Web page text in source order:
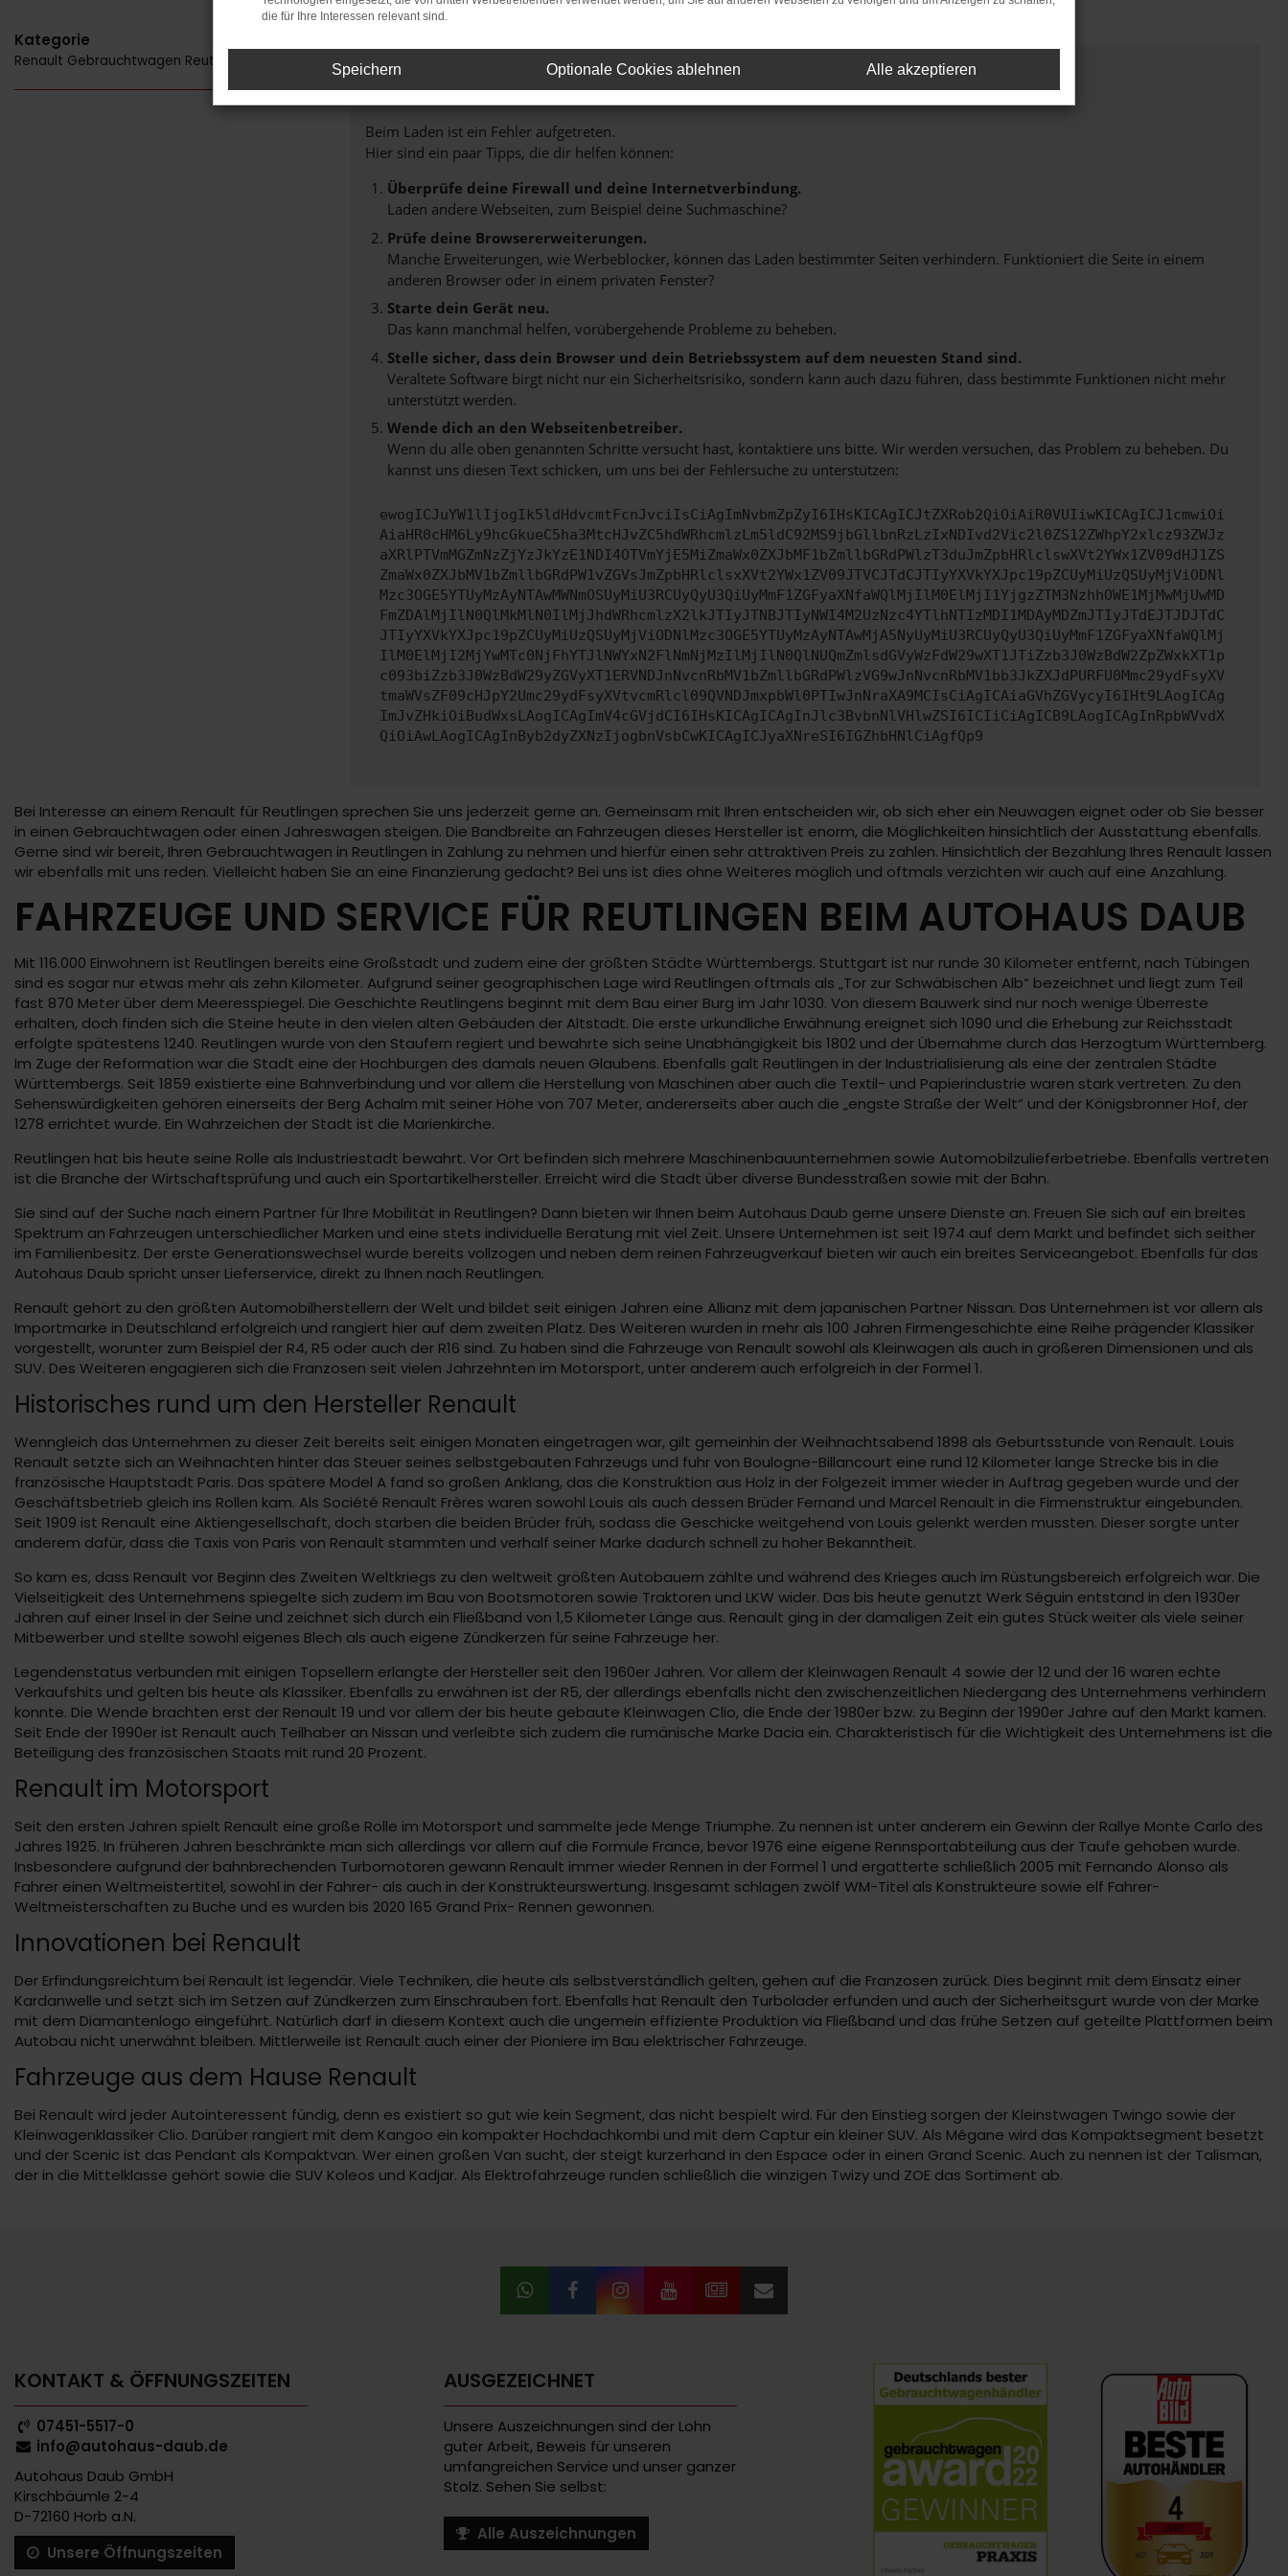
Kategorie
Renault Gebrauchtwagen Reutlingen FEHLER: NETWORK ERROR
Beim Laden ist ein Fehler aufgetreten.
Hier sind ein paar Tipps, die dir helfen können:
Überprüfe deine Firewall und deine Internetverbindung.
Laden andere Webseiten, zum Beispiel deine Suchmaschine?
Prüfe deine Browsererweiterungen.
Manche Erweiterungen, wie Werbeblocker, können das Laden bestimmter Seiten verhindern. Funktioniert die Seite in einem
anderen Browser oder in einem privaten Fenster?
Starte dein Gerät neu.
Das kann manchmal helfen, vorübergehende Probleme zu beheben.
Stelle sicher, dass dein Browser und dein Betriebssystem auf dem neuesten Stand sind.
Veraltete Software birgt nicht nur ein Sicherheitsrisiko, sondern kann auch dazu führen, dass bestimmte Funktionen nicht mehr
unterstützt werden.
Wende dich an den Webseitenbetreiber.
Wenn du alle oben genannten Schritte versucht hast, kontaktiere uns bitte. Wir werden versuchen, das Problem zu beheben. Du
kannst uns diesen Text schicken, um uns bei der Fehlersuche zu unterstützen:
ewogICJuYW1lIjogIk5ldHdvcmtFcnJvciIsCiAgImNvbmZpZyI6IHsKICAgICJtZXRob2QiOiAiR0VUIiwKICAgICJ1cmwiOi
AiaHR0cHM6Ly9hcGkueC5ha3MtcHJvZC5hdWRhcmlzLm5ldC92MS9jbGllbnRzLzIxNDIvd2Vic2l0ZS12ZWhpY2xlcz93ZWJz
aXRlPTVmMGZmNzZjYzJkYzE1NDI4OTVmYjE5MiZmaWx0ZXJbMF1bZmllbGRdPWlzT3duJmZpbHRlclswXVt2YWx1ZV09dHJ1ZS
ZmaWx0ZXJbMV1bZmllbGRdPW1vZGVsJmZpbHRlclsxXVt2YWx1ZV09JTVCJTdCJTIyYXVkYXJpc19pZCUyMiUzQSUyMjViODNl
Mzc3OGE5YTUyMzAyNTAwMWNmOSUyMiU3RCUyQyU3QiUyMmF1ZGFyaXNfaWQlMjIlM0ElMjI1YjgzZTM3NzhhOWE1MjMwMjUwMD
FmZDAlMjIlN0QlMkMlN0IlMjJhdWRhcmlzX2lkJTIyJTNBJTIyNWI4M2UzNzc4YTlhNTIzMDI1MDAyMDZmJTIyJTdEJTJDJTdC
JTIyYXVkYXJpc19pZCUyMiUzQSUyMjViODNlMzc3OGE5YTUyMzAyNTAwMjA5NyUyMiU3RCUyQyU3QiUyMmF1ZGFyaXNfaWQlMj
IlM0ElMjI2MjYwMTc0NjFhYTJlNWYxN2FlNmNjMzIlMjIlN0QlNUQmZmlsdGVyWzFdW29wXT1JTiZzb3J0WzBdW2ZpZWxkXT1p
c093biZzb3J0WzBdW29yZGVyXT1ERVNDJnNvcnRbMV1bZmllbGRdPWlzVG9wJnNvcnRbMV1bb3JkZXJdPURFU0Mmc29ydFsyXV
tmaWVsZF09cHJpY2Umc29ydFsyXVtvcmRlcl09QVNDJmxpbWl0PTIwJnNraXA9MCIsCiAgICAiaGVhZGVycyI6IHt9LAogICAg
ImJvZHkiOiBudWxsLAogICAgImV4cGVjdCI6IHsKICAgICAgInJlc3BvbnNlVHlwZSI6ICIiCiAgICB9LAogICAgInRpbWVvdX
QiOiAwLAogICAgInByb2dyZXNzIjogbnVsbCwKICAgICJyaXNreSI6IGZhbHNlCiAgfQp9
Bei Interesse an einem Renault für Reutlingen sprechen Sie uns jederzeit gerne an. Gemeinsam mit Ihren entscheiden wir, ob sich eher ein Neuwagen eignet oder ob Sie besser
in einen Gebrauchtwagen oder einen Jahreswagen steigen. Die Bandbreite an Fahrzeugen dieses Hersteller ist enorm, die Möglichkeiten hinsichtlich der Ausstattung ebenfalls.
Gerne sind wir bereit, Ihren Gebrauchtwagen in Reutlingen in Zahlung zu nehmen und hierfür einen sehr attraktiven Preis zu zahlen. Hinsichtlich der Bezahlung Ihres Renault lassen
wir ebenfalls mit uns reden. Vielleicht haben Sie an eine Finanzierung gedacht? Bei uns ist dies ohne Weiteres möglich und oftmals verzichten wir auch auf eine Anzahlung.
FAHRZEUGE UND SERVICE FÜR REUTLINGEN BEIM AUTOHAUS DAUB
Mit 116.000 Einwohnern ist Reutlingen bereits eine Großstadt und zudem eine der größten Städte Württembergs. Stuttgart ist nur runde 30 Kilometer entfernt, nach Tübingen
sind es sogar nur etwas mehr als zehn Kilometer. Aufgrund seiner geographischen Lage wird Reutlingen oftmals als „Tor zur Schwäbischen Alb“ bezeichnet und liegt zum Teil
fast 870 Meter über dem Meeresspiegel. Die Geschichte Reutlingens beginnt mit dem Bau einer Burg im Jahr 1030. Von diesem Bauwerk sind nur noch wenige Überreste
erhalten, doch finden sich die Steine heute in den vielen alten Gebäuden der Altstadt. Die erste urkundliche Erwähnung ereignet sich 1090 und die Erhebung zur Reichsstadt
erfolgte spätestens 1240. Reutlingen wurde von den Staufern regiert und bewahrte sich seine Unabhängigkeit bis 1802 und der Übernahme durch das Herzogtum Württemberg.
Im Zuge der Reformation war die Stadt eine der Hochburgen des damals neuen Glaubens. Ebenfalls galt Reutlingen in der Industrialisierung als eine der zentralen Städte
Württembergs. Seit 1859 existierte eine Bahnverbindung und vor allem die Herstellung von Maschinen aber auch die Textil- und Papierindustrie waren stark vertreten. Zu den
Sehenswürdigkeiten gehören einerseits der Berg Achalm mit seiner Höhe von 707 Meter, andererseits aber auch die „engste Straße der Welt“ und der Königsbronner Hof, der
1278 errichtet wurde. Ein Wahrzeichen der Stadt ist die Marienkirche.
Reutlingen hat bis heute seine Rolle als Industriestadt bewahrt. Vor Ort befinden sich mehrere Maschinenbauunternehmen sowie Automobilzulieferbetriebe. Ebenfalls vertreten
ist die Branche der Wirtschaftsprüfung und auch ein Sportartikelhersteller. Erreicht wird die Stadt über diverse Bundesstraßen sowie mit der Bahn.
Sie sind auf der Suche nach einem Partner für Ihre Mobilität in Reutlingen? Dann bieten wir Ihnen beim Autohaus Daub gerne unsere Dienste an. Freuen Sie sich auf ein breites
Spektrum an Fahrzeugen unterschiedlicher Marken und eine stets individuelle Beratung mit viel Zeit. Unsere Unternehmen ist seit 1974 auf dem Markt und befindet sich seither
im Familienbesitz. Der erste Generationswechsel wurde bereits vollzogen und neben dem reinen Fahrzeugverkauf bieten wir auch ein breites Serviceangebot. Ebenfalls für das
Autohaus Daub spricht unser Lieferservice, direkt zu Ihnen nach Reutlingen.
Renault gehört zu den größten Automobilherstellern der Welt und bildet seit einigen Jahren eine Allianz mit dem japanischen Partner Nissan. Das Unternehmen ist vor allem als
Importmarke in Deutschland erfolgreich und rangiert hier auf dem zweiten Platz. Des Weiteren wurden in mehr als 100 Jahren Firmengeschichte eine Reihe prägender Klassiker
vorgestellt, worunter zum Beispiel der R4, R5 oder auch der R16 sind. Zu haben sind die Fahrzeuge von Renault sowohl als Kleinwagen als auch in größeren Dimensionen und als
SUV. Des Weiteren engagieren sich die Franzosen seit vielen Jahrzehnten im Motorsport, unter anderem auch erfolgreich in der Formel 1.
Historisches rund um den Hersteller Renault
Wenngleich das Unternehmen zu dieser Zeit bereits seit einigen Monaten eingetragen war, gilt gemeinhin der Weihnachtsabend 1898 als Geburtsstunde von Renault. Louis
Renault setzte sich an Weihnachten hinter das Steuer seines selbstgebauten Fahrzeugs und fuhr von Boulogne-Billancourt eine rund 12 Kilometer lange Strecke bis in die
französische Hauptstadt Paris. Das spätere Model A fand so großen Anklang, das die Konstruktion aus Holz in der Folgezeit immer wieder in Auftrag gegeben wurde und der
Geschäftsbetrieb gleich ins Rollen kam. Als Société Renault Frères waren sowohl Louis als auch dessen Brüder Fernand und Marcel Renault in die Firmenstruktur eingebunden.
Seit 1909 ist Renault eine Aktiengesellschaft, doch starben die beiden Brüder früh, sodass die Geschicke weitgehend von Louis gelenkt werden mussten. Dieser sorgte unter
anderem dafür, dass die Taxis von Paris von Renault stammten und verhalf seiner Marke dadurch schnell zu hoher Bekanntheit.
So kam es, dass Renault vor Beginn des Zweiten Weltkriegs zu den weltweit größten Autobauern zählte und während des Krieges auch im Rüstungsbereich erfolgreich war. Die
Vielseitigkeit des Unternehmens spiegelte sich zudem im Bau von Bootsmotoren sowie Traktoren und LKW wider. Das bis heute genutzt Werk Séguin entstand in den 1930er
Jahren auf einer Insel in der Seine und zeichnet sich durch ein Fließband von 1,5 Kilometer Länge aus. Renault ging in der damaligen Zeit ein gutes Stück weiter als viele seiner
Mitbewerber und stellte sowohl eigenes Blech als auch eigene Zündkerzen für seine Fahrzeuge her.
Legendenstatus verbunden mit einigen Topsellern erlangte der Hersteller seit den 1960er Jahren. Vor allem der Kleinwagen Renault 4 sowie der 12 und der 16 waren echte
Verkaufshits und gelten bis heute als Klassiker. Ebenfalls zu erwähnen ist der R5, der allerdings ebenfalls nicht den zwischenzeitlichen Niedergang des Unternehmens verhindern
konnte. Die Wende brachten erst der Renault 19 und vor allem der bis heute gebaute Kleinwagen Clio, die Ende der 1980er bzw. zu Beginn der 1990er Jahre auf den Markt kamen.
Seit Ende der 1990er ist Renault auch Teilhaber an Nissan und verleibte sich zudem die rumänische Marke Dacia ein. Charakteristisch für die Wichtigkeit des Unternehmens ist die
Beteiligung des französischen Staats mit rund 20 Prozent.
Renault im Motorsport
Seit den ersten Jahren spielt Renault eine große Rolle im Motorsport und sammelte jede Menge Triumphe. Zu nennen ist unter anderem ein Gewinn der Rallye Monte Carlo des
Jahres 1925. In früheren Jahren beschränkte man sich allerdings vor allem auf die Formule France, bevor 1976 eine eigene Rennsportabteilung aus der Taufe gehoben wurde.
Insbesondere aufgrund der bahnbrechenden Turbomotoren gewann Renault immer wieder Rennen in der Formel 1 und ergatterte schließlich 2005 mit Fernando Alonso als
Fahrer einen Weltmeistertitel, sowohl in der Fahrer- als auch in der Konstrukteurswertung. Insgesamt schlagen zwölf WM-Titel als Konstrukteure sowie elf Fahrer-
Weltmeisterschaften zu Buche und es wurden bis 2020 165 Grand Prix- Rennen gewonnen.
Innovationen bei Renault
Der Erfindungsreichtum bei Renault ist legendär. Viele Techniken, die heute als selbstverständlich gelten, gehen auf die Franzosen zurück. Dies beginnt mit dem Einsatz einer
Kardanwelle und setzt sich im Setzen auf Zündkerzen zum Einschrauben fort. Ebenfalls hat Renault den Turbolader erfunden und auch der Sicherheitsgurt wurde von der Marke
mit dem Diamantenlogo eingeführt. Natürlich darf in diesem Kontext auch die ungemein effiziente Produktion via Fließband und das frühe Setzen auf geteilte Plattformen beim
Autobau nicht unerwähnt bleiben. Mittlerweile ist Renault auch einer der Pioniere im Bau elektrischer Fahrzeuge.
Fahrzeuge aus dem Hause Renault
Bei Renault wird jeder Autointeressent fündig, denn es existiert so gut wie kein Segment, das nicht bespielt wird. Für den Einstieg sorgen der Kleinstwagen Twingo sowie der
Kleinwagenklassiker Clio. Darüber rangiert mit dem Kangoo ein kompakter Hochdachkombi und mit dem Captur ein kleiner SUV. Als Mégane wird das Kompaktsegment besetzt
und der Scenic ist das Pendant als Kompaktvan. Wer einen großen Van sucht, der steigt kurzerhand in den Espace oder in einen Grand Scenic. Auch zu nennen ist der Talisman,
der in die Mittelklasse gehört sowie die SUV Koleos und Kadjar. Als Elektrofahrzeuge runden schließlich die winzigen Twizy und ZOE das Sortiment ab.
KONTAKT & ÖFFNUNGSZEITEN
07451-5517-0
info@autohaus-daub.de
Autohaus Daub GmbH
Kirschbäumle 2-4
D-72160 Horb a.N.
Unsere Öffnungszeiten
AUSGEZEICHNET
Unsere Auszeichnungen sind der Lohn
guter Arbeit, Beweis für unseren
umfangreichen Service und unser ganzer
Stolz. Sehen Sie selbst:
Alle Auszeichnungen
die für Ihre Interessen relevant sind.
Speichern Optionale Cookies ablehnen Alle akzeptieren